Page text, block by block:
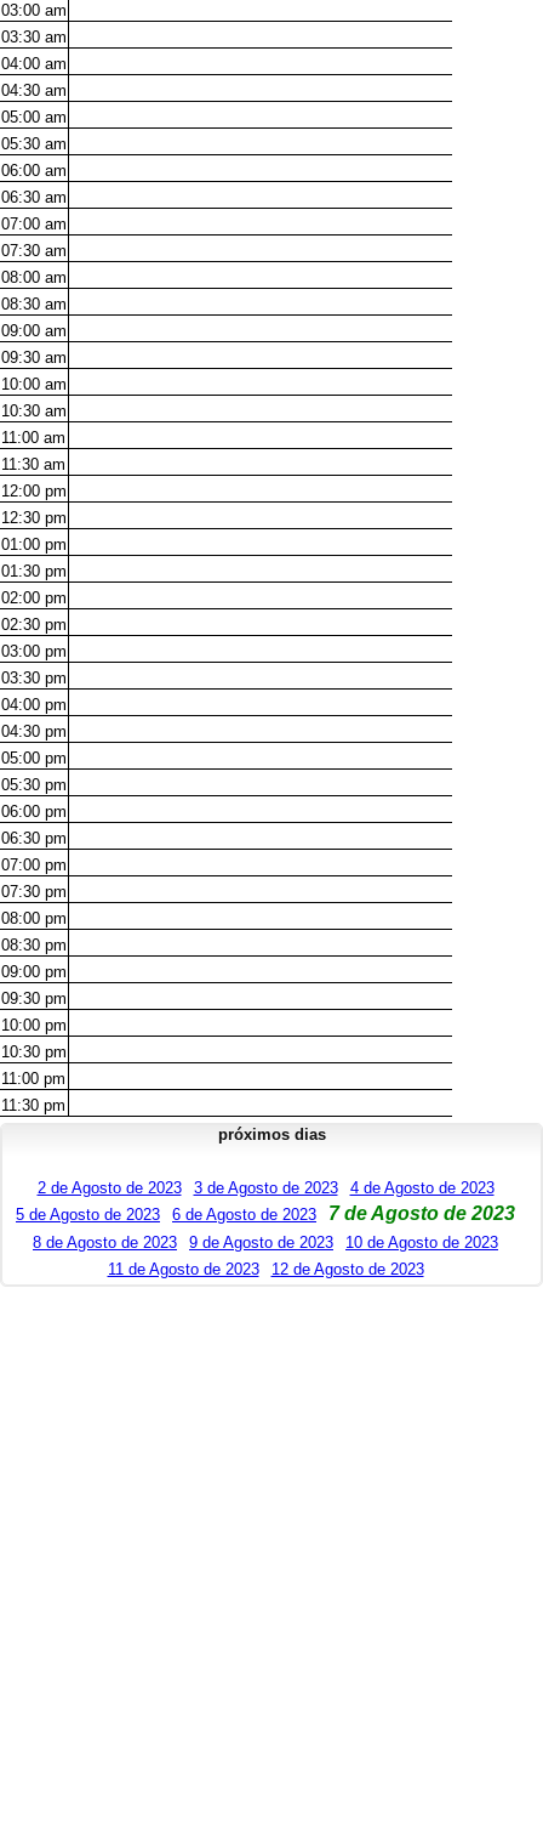
03:00 am
03:30 am
04:00 am
04:30 am
05:00 am
05:30 am
06:00 am
06:30 am
07:00 am
07:30 am
08:00 am
08:30 am
09:00 am
09:30 am
10:00 am
10:30 am
11:00 am
11:30 am
12:00 pm
12:30 pm
01:00 pm
01:30 pm
02:00 pm
02:30 pm
03:00 pm
03:30 pm
04:00 pm
04:30 pm
05:00 pm
05:30 pm
06:00 pm
06:30 pm
07:00 pm
07:30 pm
08:00 pm
08:30 pm
09:00 pm
09:30 pm
10:00 pm
10:30 pm
11:00 pm
11:30 pm
próximos dias
2 de Agosto de 2023 3 de Agosto de 2023
4 de Agosto de 2023
5 de Agosto de 2023
6 de Agosto de 2023 7 de Agosto de 2023
8 de Agosto de 2023 9 de Agosto de 2023
10 de Agosto de 2023
11 de Agosto de 2023
12 de Agosto de 2023